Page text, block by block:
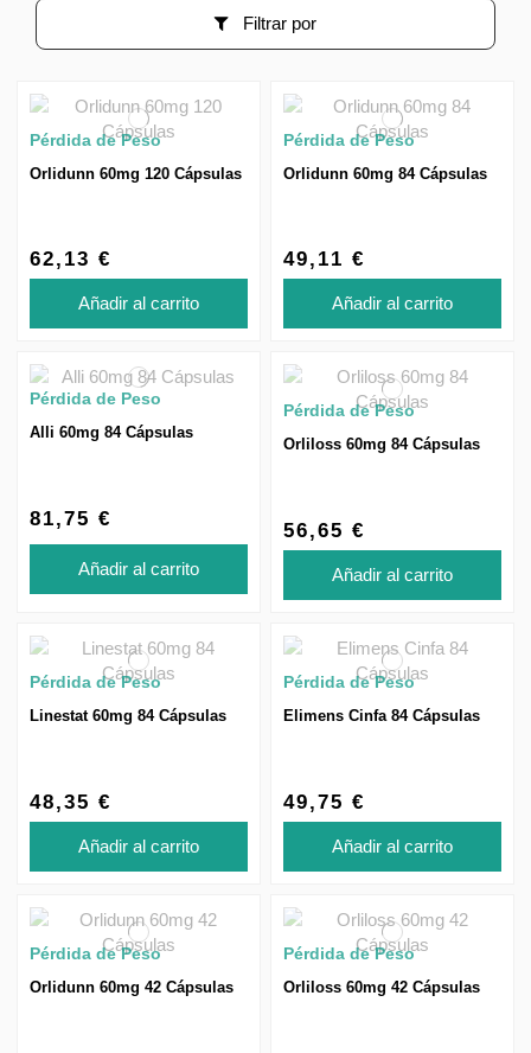
Filtrar por
Pérdida de Peso
Orlidunn 60mg 120 Cápsulas
62,13 €
Añadir al carrito
Pérdida de Peso
Orlidunn 60mg 84 Cápsulas
49,11 €
Añadir al carrito
Pérdida de Peso
Alli 60mg 84 Cápsulas
81,75 €
Añadir al carrito
Pérdida de Peso
Orliloss 60mg 84 Cápsulas
56,65 €
Añadir al carrito
Pérdida de Peso
Linestat 60mg 84 Cápsulas
48,35 €
Añadir al carrito
Pérdida de Peso
Elimens Cinfa 84 Cápsulas
49,75 €
Añadir al carrito
Pérdida de Peso
Orlidunn 60mg 42 Cápsulas
Pérdida de Peso
Orliloss 60mg 42 Cápsulas